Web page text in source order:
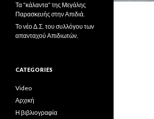
Τα “κάλαντα” της Μεγάλης
Παρασκευής στην Απιδιά.
Το νέο Δ.Σ. του συλλόγου των
απανταχού Απιδιωτών.
CATEGORIES
Video
Αρχική
Η βιβλιογραφία